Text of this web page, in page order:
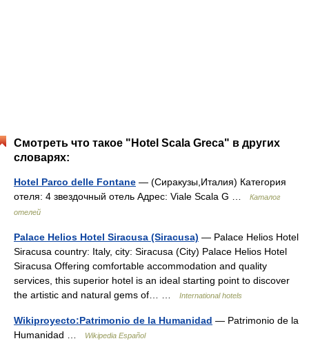
Смотреть что такое "Hotel Scala Greca" в других
словарях:
Hotel Parco delle Fontane — (Сиракузы,Италия) Категория
отеля: 4 звездочный отель Адрес: Viale Scala G …
Каталог
отелей
Palace Helios Hotel Siracusa (Siracusa) — Palace Helios Hotel
Siracusa country: Italy, city: Siracusa (City) Palace Helios Hotel
Siracusa Offering comfortable accommodation and quality
services, this superior hotel is an ideal starting point to discover
the artistic and natural gems of… …
International hotels
Wikiproyecto:Patrimonio de la Humanidad — Patrimonio de la
Humanidad …
Wikipedia Español